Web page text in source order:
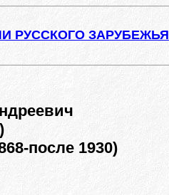
РУССКОГО ЗАРУБЕЖЬЯ
после 1930)